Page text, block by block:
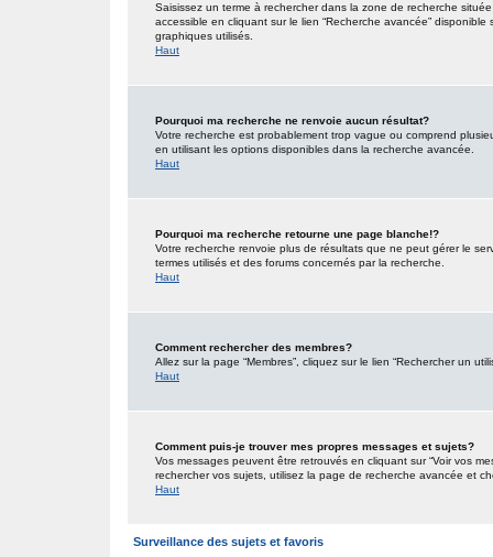
Saisissez un terme à rechercher dans la zone de recherche
accessible en cliquant sur le lien “Recherche avancée”
graphiques utilisés.
Haut
Pourquoi ma recherche ne renvoie aucun résultat?
Votre recherche est probablement trop vague ou comprend
en utilisant les options disponibles dans la recherche avancée.
Haut
Pourquoi ma recherche retourne une page blanche!?
Votre recherche renvoie plus de résultats que ne peut gérer le
termes utilisés et des forums concernés par la recherche.
Haut
Comment rechercher des membres?
Allez sur la page “Membres”, cliquez sur le lien “Rechercher un
Haut
Comment puis-je trouver mes propres messages et sujets?
Vos messages peuvent être retrouvés en cliquant sur “Voir vos
rechercher vos sujets, utilisez la page de recherche avancée et
Haut
Surveillance des sujets et favoris